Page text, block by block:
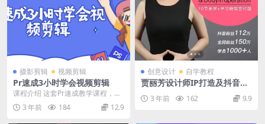
摄影剪辑 视频剪辑
Pr速成3小时学会视频剪辑
课程介绍 这套Pr速成教学课程，是
以Premiere Pro CC 2018为演...
3 年前 184 12.9
创意设计 自学教程
贾丽芳设计师IP打造及抖音运
3 年前 162 9.9